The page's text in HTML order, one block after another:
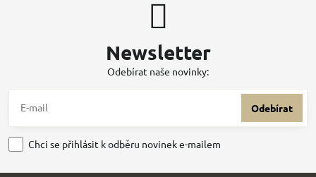
Newsletter
Odebírat naše novinky:
Odebírat
Chci se přihlásit k odběru novinek e-mailem